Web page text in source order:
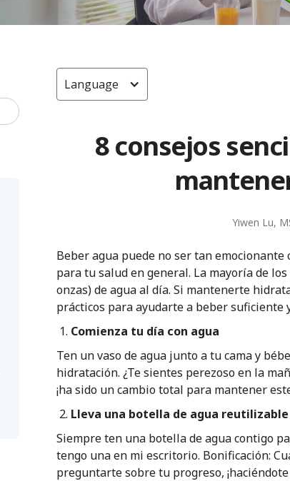
Language
8 consejos
Yiwen Lu,
Beber agua puede no ser tan
para tu salud en general. La mayoría de
onzas) de agua al día. Si mantenerte
prácticos para ayudarte a beber
Comienza tu día con agua
Ten un vaso de agua junto a tu cama y
hidratación. ¿Te sientes perezoso en la
¡ha sido un cambio total para mantener
Lleva una botella de agua reutilizable
Siempre ten una botella de agua contigo
tengo una en mi escritorio. Bonificación:
preguntarte sobre tu progreso,